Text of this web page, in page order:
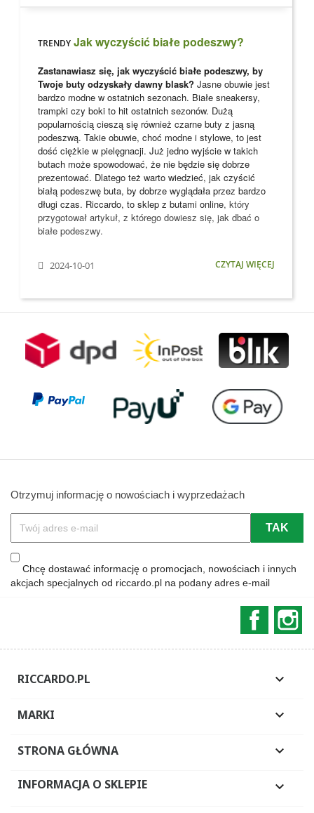
TRENDY Jak wyczyścić białe podeszwy?
Zastanawiasz się, jak wyczyścić białe podeszwy, by
Twoje buty odzyskały dawny blask? Jasne obuwie jest
bardzo modne w ostatnich sezonach. Białe sneakersy,
trampki czy boki to hit ostatnich sezonów. Dużą
popularnością cieszą się również czarne buty z jasną
podeszwą. Takie obuwie, choć modne i stylowe, to jest
dość ciężkie w pielęgnacji. Już jedno wyjście w takich
butach może spowodować, że nie będzie się dobrze
prezentować. Dlatego też warto wiedzieć, jak czyścić
białą podeszwę buta, by dobrze wyglądała przez bardzo
długi czas. Riccardo, to sklep z butami online, który
przygotował artykuł, z którego dowiesz się, jak dbać o
białe podeszwy.
2024-10-01 CZYTAJ WIĘCEJ
Otrzymuj informację o nowościach i wyprzedażach
Chcę dostawać informację o promocjach, nowościach i innych
akcjach specjalnych od riccardo.pl na podany adres e-mail
RICCARDO.PL 
MARKI 
STRONA GŁÓWNA 
INFORMACJA O SKLEPIE 